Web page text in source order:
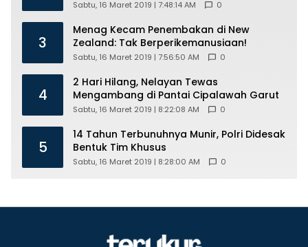
Sabtu, 16 Maret 2019 | 7:48:14 AM 0
3
Menag Kecam Penembakan di New
Zealand: Tak Berperikemanusiaan!
Sabtu, 16 Maret 2019 | 7:56:50 AM 0
4
2 Hari Hilang, Nelayan Tewas
Mengambang di Pantai Cipalawah Garut
Sabtu, 16 Maret 2019 | 8:22:08 AM 0
5
14 Tahun Terbunuhnya Munir, Polri Didesak
Bentuk Tim Khusus
Sabtu, 16 Maret 2019 | 8:28:00 AM 0